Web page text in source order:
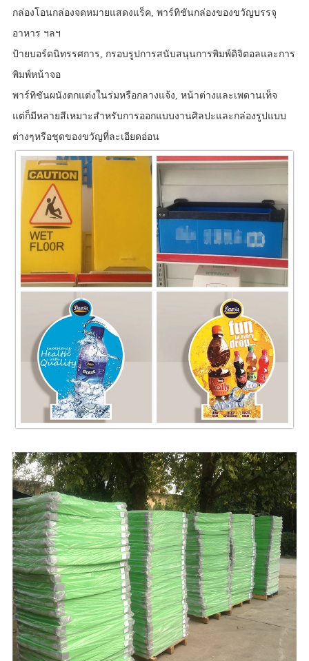
กล่องโอนกล่องจดหมายแสดงแร็ค, พาร์ทิชันกล่องของขวัญบรรจุ
อาหาร ฯลฯ
ป้ายบอร์ดนิทรรศการ, กรอบรูปการสนับสนุนการพิมพ์ดิจิตอลและการ
พิมพ์หน้าจอ
พาร์ทิชันผนังตกแต่งในร่มหรือกลางแจ้ง, หน้าต่างและเพดานเท็จ
แต่ก็มีหลายสีเหมาะสำหรับการออกแบบงานศิลปะและกล่องรูปแบบ
ต่างๆหรือชุดของขวัญที่ละเอียดอ่อน